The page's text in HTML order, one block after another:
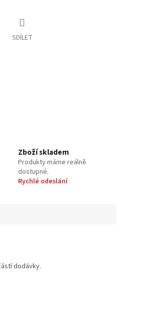
SDÍLET
Zboží skladem
Produkty máme reálně
dostupné.
Rychlé odeslání
dodávky.